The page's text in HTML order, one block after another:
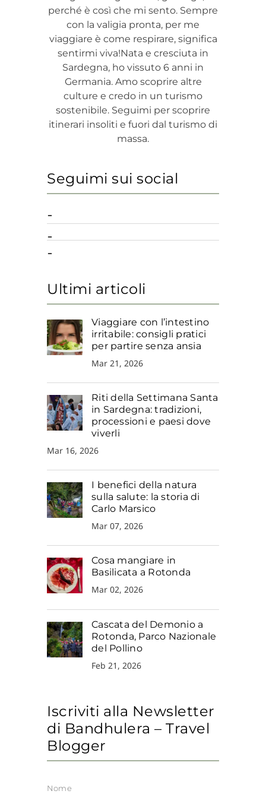
perché è così che mi sento. Sempre
con la valigia pronta, per me
viaggiare è come respirare, significa
sentirmi viva!Nata e cresciuta in
Sardegna, ho vissuto 6 anni in
Germania. Amo scoprire altre
culture e credo in un turismo
sostenibile. Seguimi per scoprire
itinerari insoliti e fuori dal turismo di
massa.
Seguimi sui social
Ultimi articoli
Viaggiare con l’intestino
irritabile: consigli pratici
per partire senza ansia
Mar 21, 2026
Riti della Settimana Santa
in Sardegna: tradizioni,
processioni e paesi dove
viverli
Mar 16, 2026
I benefici della natura
sulla salute: la storia di
Carlo Marsico
Mar 07, 2026
Cosa mangiare in
Basilicata a Rotonda
Mar 02, 2026
Cascata del Demonio a
Rotonda, Parco Nazionale
del Pollino
Feb 21, 2026
Iscriviti alla Newsletter
di Bandhulera – Travel
Blogger
Nome